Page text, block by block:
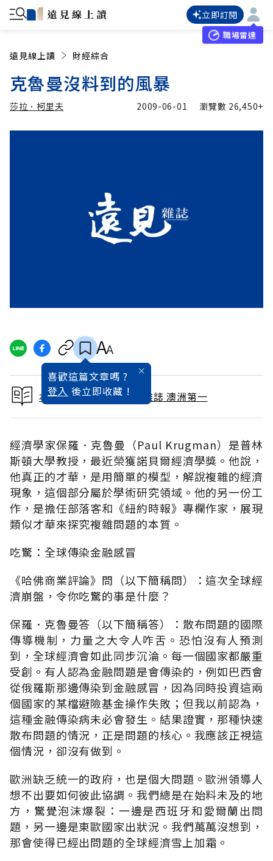
立即訂閱
職場雷達
遠見線上讀 財經綜合
克魯曼沒料到的風暴
莎拉．柯里夫 2009-06-01 瀏覽數 26,450+
喜歡這篇文章嗎 ?
登入 後立即收藏 !
本文出自 2009 / 6月號雜誌 澳洲第一
經濟學家保羅．克魯曼（Paul Krugman）是普林
斯頓大學教授，最近榮獲諾貝爾經濟學獎。他說，
他真正的才華，是用簡單的模型，解說複雜的經濟
現象，這個部分屬於學術研究領域。他的另一份工
作，是擔任部落客和《紐約時報》專欄作家，展現
類似才華來探究複雜問題的本質。
吃驚：全球傳染金融感冒
《哈佛商業評論》問（以下簡稱問）：這次全球經
濟崩盤，令你吃驚的事是什麼？
保羅．克魯曼答（以下簡稱答）：散布問題的國際
傳導機制，力量之大令人咋舌。恐怕沒有人預測
到，全球經濟會如此同步沉淪。每一個國家都嚴重
受創。有人認為金融問題是會傳染的，例如巴西會
從俄羅斯那邊傳染到金融感冒，因為同時投資這兩
個國家的某檔避險基金操作失敗；但我以前認為，
這種金融傳染病未必會發生。結果證實，那種快速
散布問題的情況，正是問題的核心。我應該正視這
個情況，卻沒有做到。
歐洲缺乏統一的政府，也是個大問題。歐洲領導人
想不出要如何彼此協調。我們總是在始料未及的地
方，驚覺泡沫爆裂：一邊是西班牙和愛爾蘭出問
題，另一邊是東歐國家出狀況。我們萬萬沒想到，
那會使得已經出問題的全球經濟雪上加霜。